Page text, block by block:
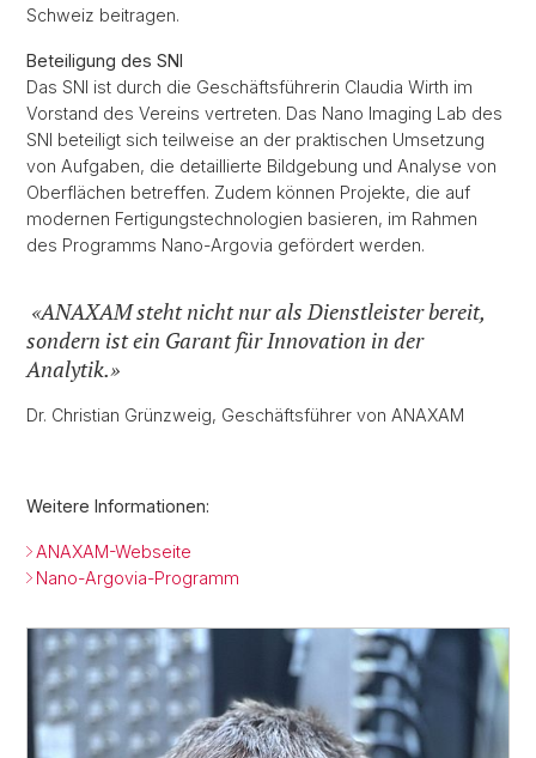
Schweiz beitragen.
Beteiligung des SNI
Das SNI ist durch die Geschäftsführerin Claudia Wirth im
Vorstand des Vereins vertreten. Das Nano Imaging Lab des
SNI beteiligt sich teilweise an der praktischen Umsetzung
von Aufgaben, die detaillierte Bildgebung und Analyse von
Oberflächen betreffen. Zudem können Projekte, die auf
modernen Fertigungstechnologien basieren, im Rahmen
des Programms Nano-Argovia gefördert werden.
«ANAXAM steht nicht nur als Dienstleister bereit,
sondern ist ein Garant für Innovation in der
Analytik.»
Dr. Christian Grünzweig, Geschäftsführer von ANAXAM
Weitere Informationen:
ANAXAM-Webseite
Nano-Argovia-Programm